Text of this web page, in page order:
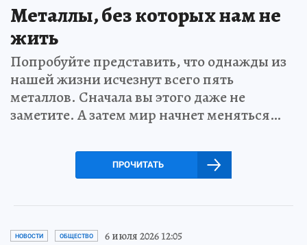
Металлы, без которых нам не
жить
Попробуйте представить, что однажды из
нашей жизни исчезнут всего пять
металлов. Сначала вы этого даже не
заметите. А затем мир начнет меняться…
ПРОЧИТАТЬ
НОВОСТИ ОБЩЕСТВО 6 июля 2026 12:05